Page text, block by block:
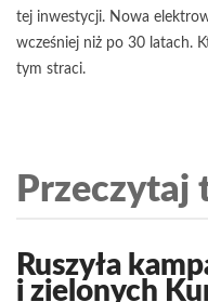
tej inwestycji. Nowa
wcześniej niż po 30 latach.
tym straci.
Przeczytaj
Ruszyła
i zielonych